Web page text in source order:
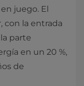
juego. El
con la entrada
parte
en un 20 %,
de